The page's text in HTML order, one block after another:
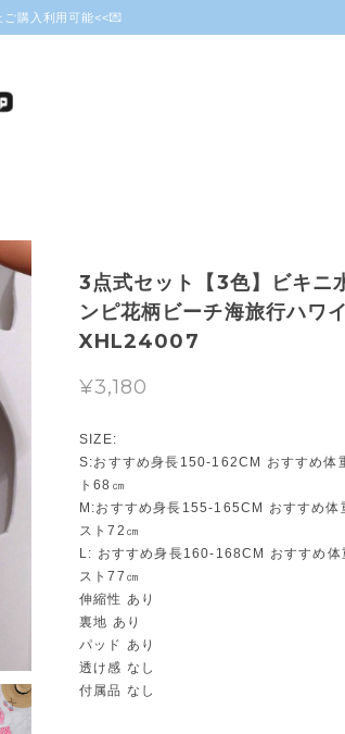
購入利用可能<<💌
3点式セット【3色】ビキニ
ンピ花柄ビーチ海旅行ハワ
XHL24007
¥3,180
SIZE:
S:おすすめ身長150-162CM おすすめ体
ト68㎝
M:おすすめ身長155-165CM おすすめ
スト72㎝
L: おすすめ身長160-168CM おすすめ
スト77㎝
伸縮性 あり
裏地 あり
パッド あり
透け感 なし
付属品 なし